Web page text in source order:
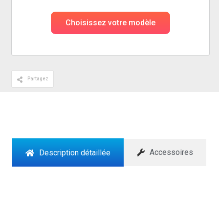
Choisissez votre modèle
Partagez
Description détaillée Accessoires